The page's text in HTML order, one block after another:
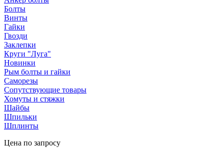
Болты
Винты
Гайки
Гвозди
Заклепки
Круги "Луга"
Новинки
Рым болты и гайки
Саморезы
Сопутствующие товары
Хомуты и стяжки
Шайбы
Шпильки
Шплинты
Цена по запросу